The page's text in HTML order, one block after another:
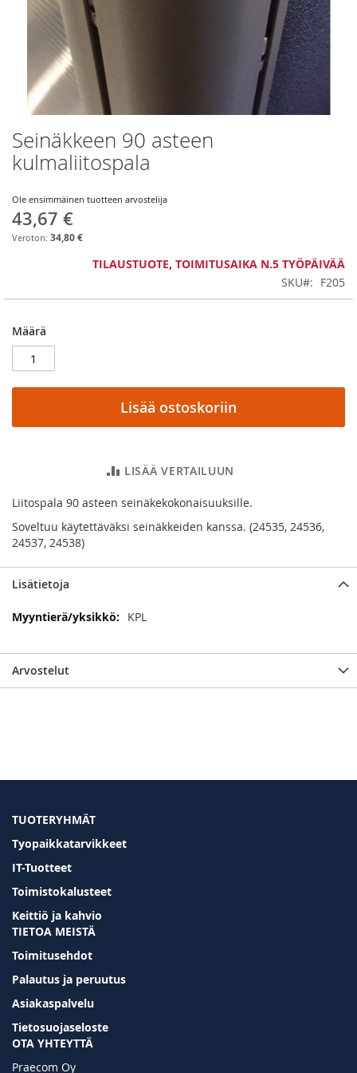
Skip
to
the
of
the
images
Seinäkkeen 90 asteen
kulmaliitospala
Ole ensimmäinen tuotteen arvostelija
43,67 €
34,80 €
TILAUSTUOTE, TOIMITUSAIKA N.5 TYÖPÄIVÄÄ
SKU
F205
Määrä
Lisää ostoskoriin
LISÄÄ VERTAILUUN
Liitospala 90 asteen seinäkekokonaisuuksille.
Soveltuu käytettäväksi seinäkkeiden kanssa. (24535, 24536,
24537, 24538)
Lisätietoja
Lisätietoja KPL
Arvostelut
TUOTERYHMÄT
Tyopaikkatarvikkeet
IT-Tuotteet
Toimistokalusteet
Keittiö ja kahvio
TIETOA MEISTÄ
Toimitusehdot
Palautus ja peruutus
Asiakaspalvelu
Tietosuojaseloste
OTA YHTEYTTÄ
Praecom Oy